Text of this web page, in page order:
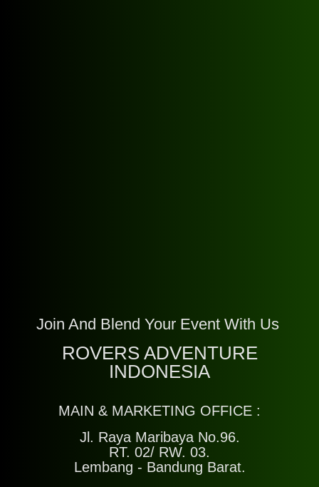
Join And Blend Your Event With Us
ROVERS ADVENTURE
INDONESIA
MAIN & MARKETING OFFICE :
Jl. Raya Maribaya No.96.
RT. 02/ RW. 03.
Lembang - Bandung Barat.